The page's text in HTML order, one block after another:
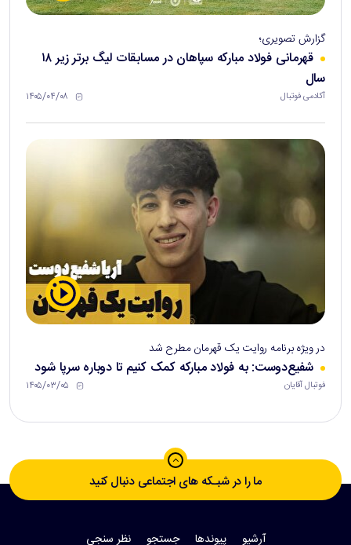
گزارش تصویری؛
قهرمانی فولاد مبارکه سپاهان در مسابقات لیگ برتر زیر ۱۸
سال
آکادمی فوتبال ۱۴۰۵/۰۴/۰۸
در ویژه برنامه روایت یک قهرمان مطرح شد
شفیع‌دوست: به فولاد مبارکه کمک کنیم تا دوباره سرپا شود
فوتبال آقایان ۱۴۰۵/۰۳/۰۵
ما را در شبـکه های اجتماعی دنبال کنید
آرشیو پیوندها جستجو نظر سنجی